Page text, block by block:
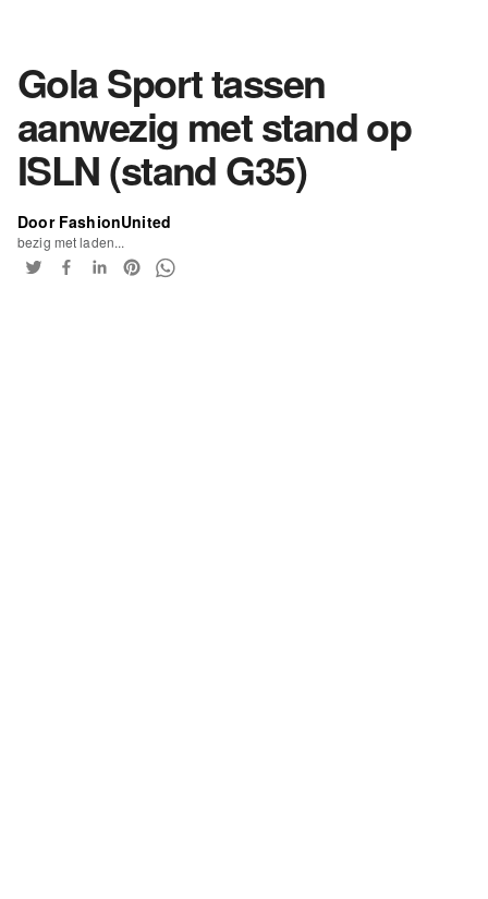
Gola Sport tassen
aanwezig met stand op
ISLN (stand G35)
Door FashionUnited
bezig met laden...